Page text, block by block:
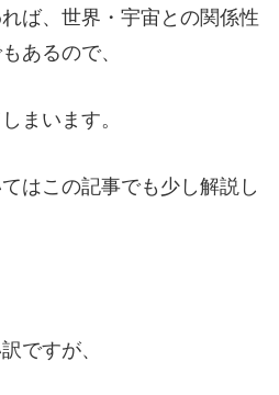
ば、世界・宇宙との関係性
あるので、
まいます。
はこの記事でも少し解説し
ですが、